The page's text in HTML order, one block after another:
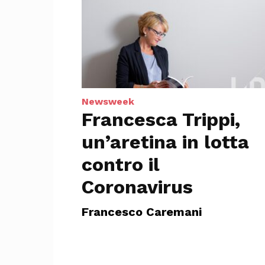
Newsweek
Francesca Trippi,
un’aretina in lotta
contro il
Coronavirus
Francesco Caremani